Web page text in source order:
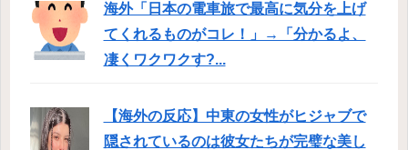
海外「日本の電車旅で最高に気分を上げ
てくれるものがコレ！」→「分かるよ、
凄くワクワクす?...
【海外の反応】中東の女性がヒジャブで
隠されているのは彼女たちが完璧な美し